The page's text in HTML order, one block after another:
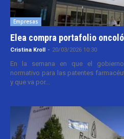
Empresas
Elea compra portafolio
Cristina Kroll - 20/03/2026 10:30
En la semana en que el
normativo para las patentes
y que va por...